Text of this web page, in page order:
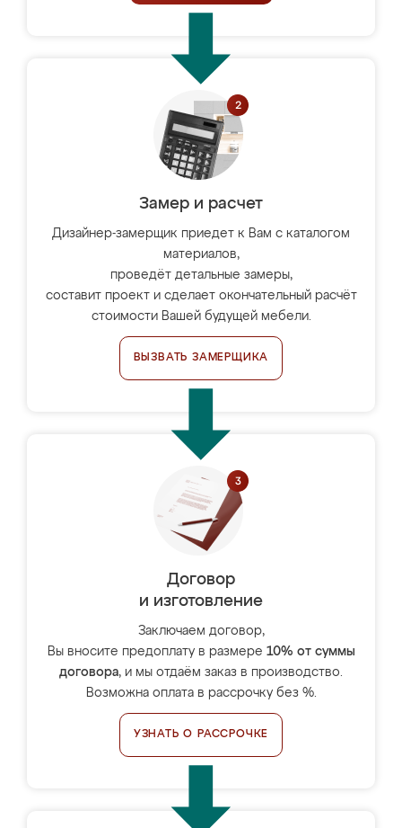
Замер и расчет
Дизайнер-замерщик приедет к Вам с каталогом
материалов,
проведёт детальные замеры,
составит проект и сделает окончательный расчёт
стоимости Вашей будущей мебели.
ВЫЗВАТЬ ЗАМЕРЩИКА
Договор
и изготовление
Заключаем договор,
Вы вносите предоплату в размере 10% от суммы
договора, и мы отдаём заказ в производство.
Возможна оплата в рассрочку без %.
УЗНАТЬ О РАССРОЧКЕ